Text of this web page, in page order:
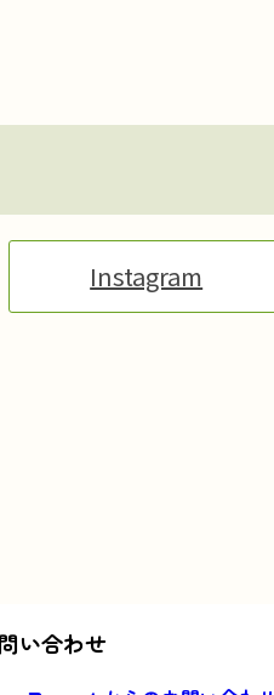
Instagram
い合わせ